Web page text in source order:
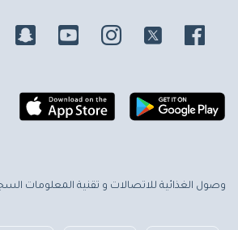
وصول الغذائية للاتصالات و تقنية المعلومات السجل